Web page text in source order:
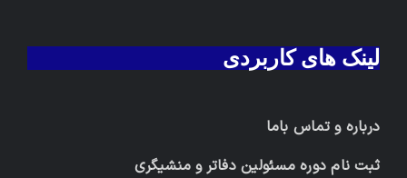
لینک های کاربردی
درباره و تماس باما
ثبت نام دوره مسئولین دفاتر و منشیگری